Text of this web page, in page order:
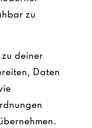
zu
deiner
Daten